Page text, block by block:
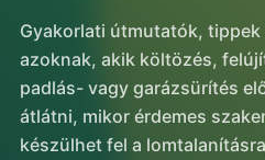
Gyakorlati útmutatók,
azoknak, akik költözés,
padlás- vagy garázsürítés
átlátni, mikor érdemes
készülhet fel a